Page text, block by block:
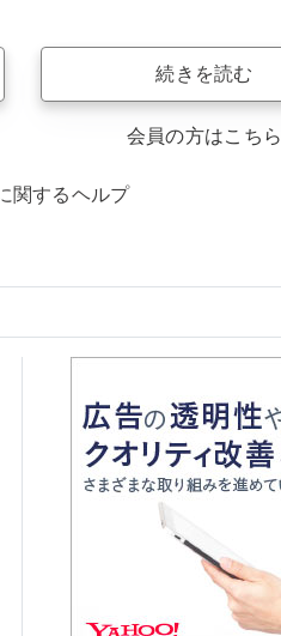
続きを読む
会員の方はこちら
関するヘルプ